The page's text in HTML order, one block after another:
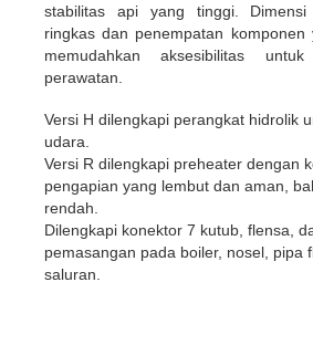
stabilitas api yang tinggi. Dimensi
ringkas dan penempatan komponen
memudahkan aksesibilitas
perawatan.
Versi H dilengkapi perangkat hidrolik
udara.
Versi R dilengkapi preheater dengan
pengapian yang lembut dan aman,
rendah.
Dilengkapi konektor 7 kutub, flensa,
pemasangan pada boiler, nosel, pipa
saluran.